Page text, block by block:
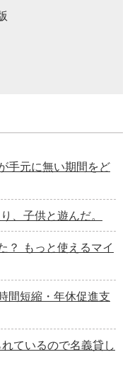
手元に無い期間をど
、子供と遊んだ。
？ もっと使えるマイ
間短縮・年休促進支
ているので名義貸し